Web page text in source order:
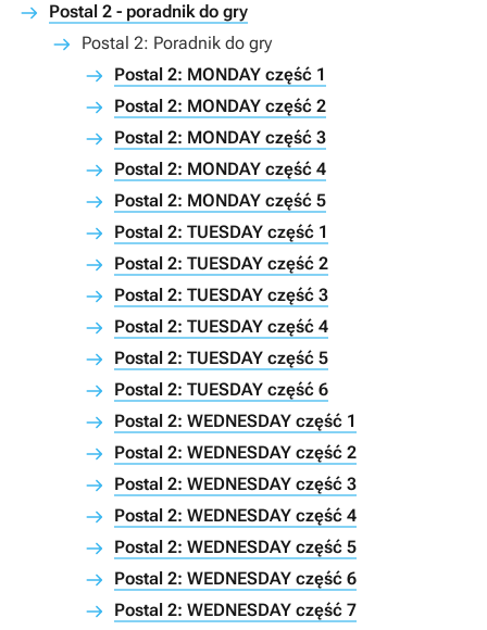
Postal 2 - poradnik do gry
Postal 2: Poradnik do gry
Postal 2: MONDAY część 1
Postal 2: MONDAY część 2
Postal 2: MONDAY część 3
Postal 2: MONDAY część 4
Postal 2: MONDAY część 5
Postal 2: TUESDAY część 1
Postal 2: TUESDAY część 2
Postal 2: TUESDAY część 3
Postal 2: TUESDAY część 4
Postal 2: TUESDAY część 5
Postal 2: TUESDAY część 6
Postal 2: WEDNESDAY część 1
Postal 2: WEDNESDAY część 2
Postal 2: WEDNESDAY część 3
Postal 2: WEDNESDAY część 4
Postal 2: WEDNESDAY część 5
Postal 2: WEDNESDAY część 6
Postal 2: WEDNESDAY część 7